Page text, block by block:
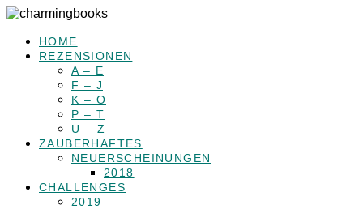
HOME
REZENSIONEN
A – E
F – J
K – O
P – T
U – Z
ZAUBERHAFTES
NEUERSCHEINUNGEN
2018
CHALLENGES
2019